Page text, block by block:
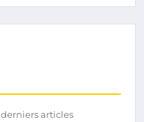
articles